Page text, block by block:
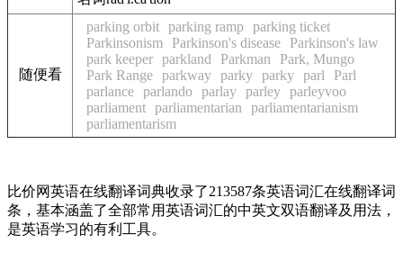
随便看
parking orbit parking ramp parking ticket
Parkinsonism
Parkinson's disease
Parkinson's law
park keeper parkland Parkman
Park, Mungo
Park Range parkway parky parky parl
Parl
parlance parlando parlay parley parleyvoo
parliament parliamentarian
parliamentarianism
parliamentarism
比价网英语在线翻译词典收录了213587条英语词汇在线翻译词
条，基本涵盖了全部常用英语词汇的中英文双语翻译及用法，
是英语学习的有利工具。